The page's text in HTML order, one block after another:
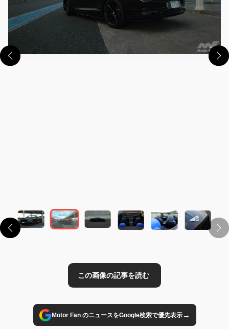
Motor Fan のニュースをGoogle検索で優先表示→